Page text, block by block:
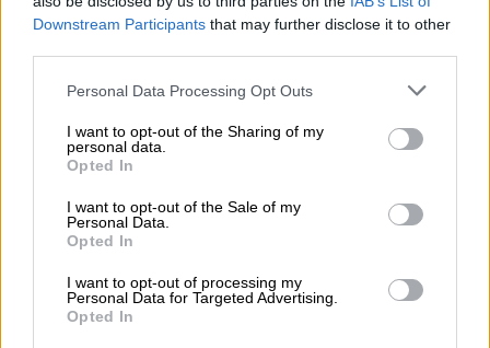
Downstream Participants that may further disclose it to other
Please note that this website/app uses one or more Google
not limited to your visit or usage behaviour. You may click to
grant or deny consent to Google and its third-party tags to
use your data for below specified purposes in below Google
consent section.
Personal Data Processing Opt Outs
I want to opt-out of the Sharing of my
personal data.
Opted In
I want to opt-out of the Sale of my
Personal Data.
Opted In
I want to opt-out of processing my
Personal Data for Targeted Advertising.
Opted In
Our Network|20.03.2025 10:52
Δεν είναι μόνο η Λιονάκη: 5 Διάσημες
Ελληνίδες που εγκατέλειψαν τα